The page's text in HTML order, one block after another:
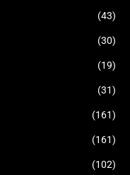
(43)
(30)
(19)
(31)
(161)
(161)
(102)